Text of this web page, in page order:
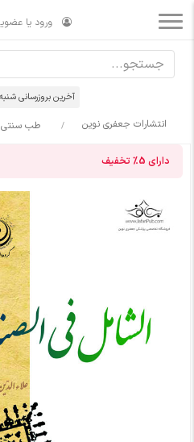
ورود یا
آخرین بروزرسانی شنبه 1405/05/17
انتشارات جعفری نوین طب سنتی
دارای 5% تخفیف